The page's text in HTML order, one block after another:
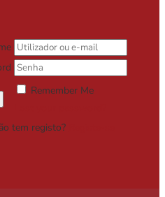
Remember Me
tem registo?